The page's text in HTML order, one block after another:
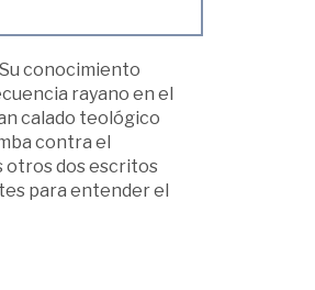
conocimiento
rayano en el
calado teológico
contra el
otros dos escritos
para entender el